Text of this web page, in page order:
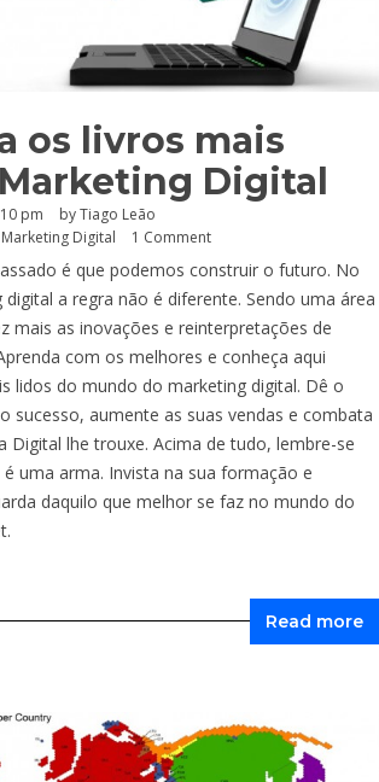
os livros mais
Digital
pm
by Tiago Leão
Digital 1 Comment
é que podemos construir o futuro. No
a regra não é diferente. Sendo uma área
mais as inovações e reinterpretações de
com os melhores e conheça aqui
lidos do mundo do marketing digital. Dê o
sucesso, aumente as suas vendas e combata
Digital lhe trouxe. Acima de tudo, lembre-se
uma arma. Invista na sua formação e
daquilo que melhor se faz no mundo do
Read more